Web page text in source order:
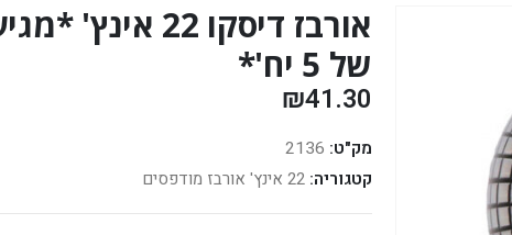
אורבז דיסקו 22
של 5 יח'*
₪41.30
מק"ט: 2136
קטגוריה: 22 אינץ' אורבז מודפסים